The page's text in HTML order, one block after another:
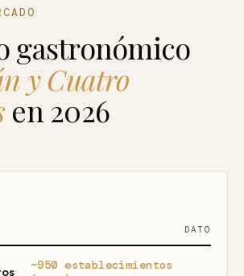
gastronómico
y Cuatro
en 2026
DATO
~950 establecimientos